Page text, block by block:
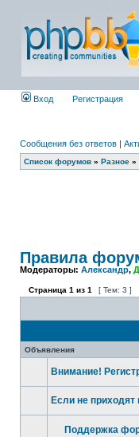
Вход Регистрация
Сообщения без ответов |
Список форумов » Разное »
Правила
Модераторы: Александр,
Страница 1 из 1 [ Тем: 3 ]
Объявления
Внимание!
Если не
Поддержка